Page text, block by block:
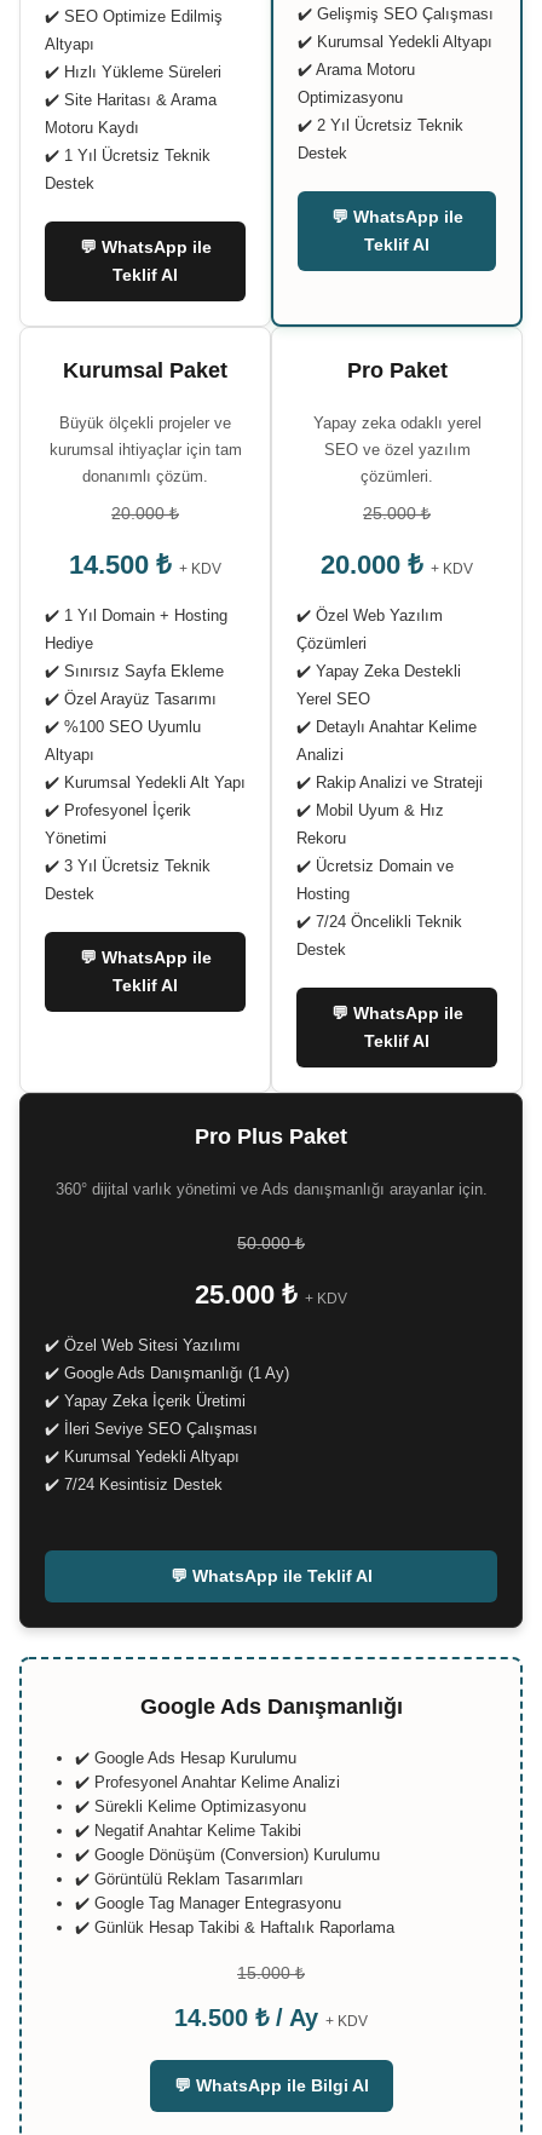
✔️ SEO Optimize Edilmiş
Altyapı
✔️ Hızlı Yükleme Süreleri
✔️ Site Haritası & Arama
Motoru Kaydı
✔️ 1 Yıl Ücretsiz Teknik
Destek
💬 WhatsApp ile
Teklif Al
✔️ Gelişmiş SEO Çalışması
✔️ Kurumsal Yedekli Altyapı
✔️ Arama Motoru
Optimizasyonu
✔️ 2 Yıl Ücretsiz Teknik
Destek
💬 WhatsApp ile
Teklif Al
Kurumsal Paket
Büyük ölçekli projeler ve
kurumsal ihtiyaçlar için tam
donanımlı çözüm.
20.000 ₺
14.500 ₺ + KDV
✔️ 1 Yıl Domain + Hosting
Hediye
✔️ Sınırsız Sayfa Ekleme
✔️ Özel Arayüz Tasarımı
✔️ %100 SEO Uyumlu
Altyapı
✔️ Kurumsal Yedekli Alt Yapı
✔️ Profesyonel İçerik
Yönetimi
✔️ 3 Yıl Ücretsiz Teknik
Destek
💬 WhatsApp ile
Teklif Al
Pro Paket
Yapay zeka odaklı yerel
SEO ve özel yazılım
çözümleri.
25.000 ₺
20.000 ₺ + KDV
✔️ Özel Web Yazılım
Çözümleri
✔️ Yapay Zeka Destekli
Yerel SEO
✔️ Detaylı Anahtar Kelime
Analizi
✔️ Rakip Analizi ve Strateji
✔️ Mobil Uyum & Hız
Rekoru
✔️ Ücretsiz Domain ve
Hosting
✔️ 7/24 Öncelikli Teknik
Destek
💬 WhatsApp ile
Teklif Al
Pro Plus Paket
360° dijital varlık yönetimi ve Ads danışmanlığı arayanlar için.
50.000 ₺
25.000 ₺ + KDV
✔️ Özel Web Sitesi Yazılımı
✔️ Google Ads Danışmanlığı (1 Ay)
✔️ Yapay Zeka İçerik Üretimi
✔️ İleri Seviye SEO Çalışması
✔️ Kurumsal Yedekli Altyapı
✔️ 7/24 Kesintisiz Destek
💬 WhatsApp ile Teklif Al
Google Ads Danışmanlığı
✔️ Google Ads Hesap Kurulumu
✔️ Profesyonel Anahtar Kelime Analizi
✔️ Sürekli Kelime Optimizasyonu
✔️ Negatif Anahtar Kelime Takibi
✔️ Google Dönüşüm (Conversion) Kurulumu
✔️ Görüntülü Reklam Tasarımları
✔️ Google Tag Manager Entegrasyonu
✔️ Günlük Hesap Takibi & Haftalık Raporlama
15.000 ₺
14.500 ₺ / Ay + KDV
💬 WhatsApp ile Bilgi Al